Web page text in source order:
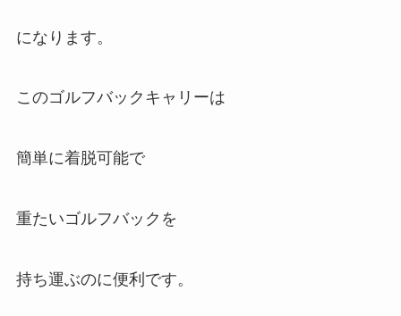
になります。
このゴルフバックキャリーは
簡単に着脱可能で
重たいゴルフバックを
持ち運ぶのに便利です。